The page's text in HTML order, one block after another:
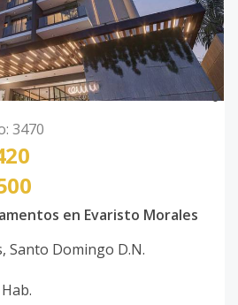
0
: 3470
en Evaristo Morales
, Santo Domingo D.N.
Hab.